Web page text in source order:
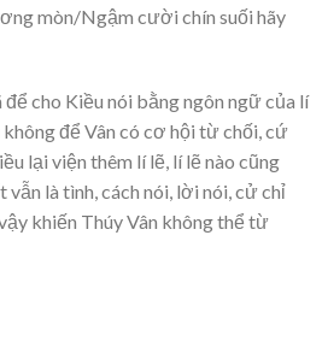
mòn/Ngậm cười chín suối hãy
cho Kiều nói bằng ngôn ngữ của lí
để Vân có cơ hội từ chối, cứ
lại viện thêm lí lẽ, lí lẽ nào cũng
vẫn là tình, cách nói, lời nói, cử chỉ
khiến Thúy Vân không thể từ